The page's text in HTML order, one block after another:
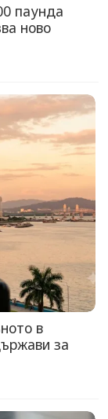
паунда
ново
в
за